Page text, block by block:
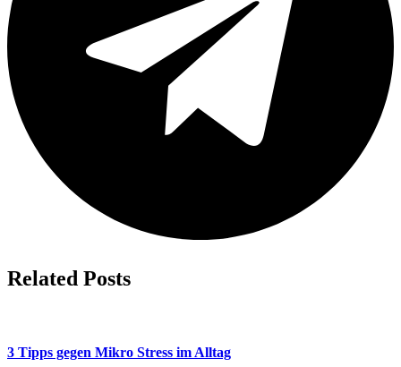
Related Posts
3 Tipps gegen Mikro Stress im Alltag